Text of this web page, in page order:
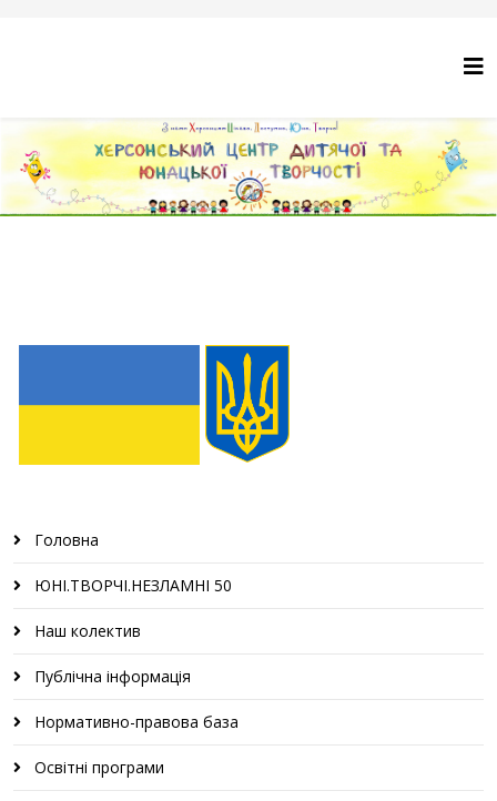
Головна
ЮНІ.ТВОРЧІ.НЕЗЛАМНІ 50
Наш колектив
Публічна інформація
Нормативно-правова база
Освітні програми